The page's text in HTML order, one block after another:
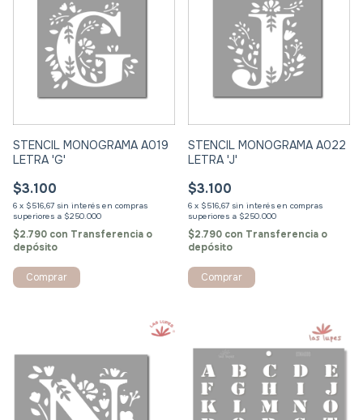
STENCIL MONOGRAMA A019
LETRA 'G'
$3.100
6 x $516,67 sin interés
$2.790 con Transferencia o
depósito
Comprar
STENCIL MONOGRAMA A022
LETRA 'J'
$3.100
6 x $516,67 sin interés
$2.790 con Transferencia o
depósito
Comprar